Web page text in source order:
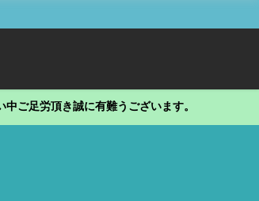
ご足労頂き誠に有難うございます。